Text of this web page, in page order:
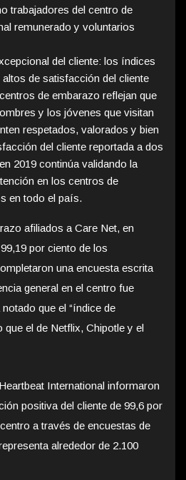
trabajadores del centro de
remunerado y voluntarios
del cliente: los índices
de satisfacción del cliente
de embarazo reflejan que
y los jóvenes que visitan
respetados, valorados y bien
del cliente reportada a dos
2019 continúa validando la
en los centros de
en todo el país.
afiliados a Care Net, en
por ciento de los
una encuesta escrita
general en el centro fue
que el “índice de
el de Netflix, Chipotle y el
International informaron
positiva del cliente de 99,6 por
a través de encuestas de
alrededor de 2.100